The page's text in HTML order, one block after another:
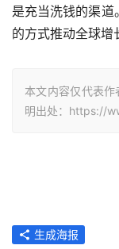
是充当洗钱的渠
的方式推动全球增
本文内容仅代表
明出处：https://
生成海报